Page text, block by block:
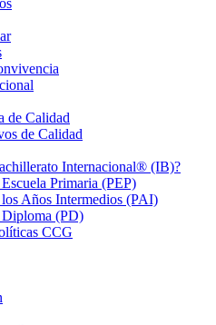
de Calidad
de Calidad
Internacional® (IB)?
Primaria (PEP)
Años Intermedios (PAI)
Diploma (PD)
CCG